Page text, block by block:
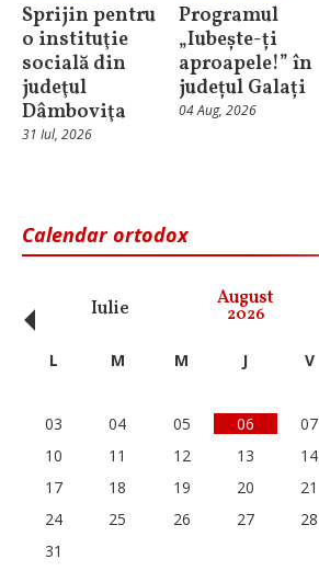
Sprijin pentru
o instituţie
socială din
judeţul
Dâmboviţa
31 Iul, 2026
Programul
„Iubește-ți
aproapele!” în
județul Galați
04 Aug, 2026
Calendar ortodox
Iulie August
2026
‹ L M M J V
03
04 05 06 07
10
11 12 13 14
17
18 19 20 21
24
25 26 27 28
31